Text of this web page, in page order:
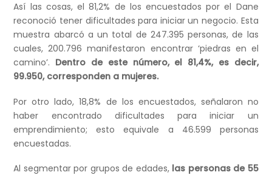
Así las cosas, el 81,2% de los encuestados por el Dane
reconoció tener dificultades para iniciar un negocio. Esta
muestra abarcó a un total de 247.395 personas, de las
cuales, 200.796 manifestaron encontrar ‘piedras en el
camino’. Dentro de este número, el 81,4%, es decir,
99.950, corresponden a mujeres.
Por otro lado, 18,8% de los encuestados, señalaron no
haber encontrado dificultades para iniciar un
emprendimiento; esto equivale a 46.599 personas
encuestadas.
Al segmentar por grupos de edades,las personas de 55